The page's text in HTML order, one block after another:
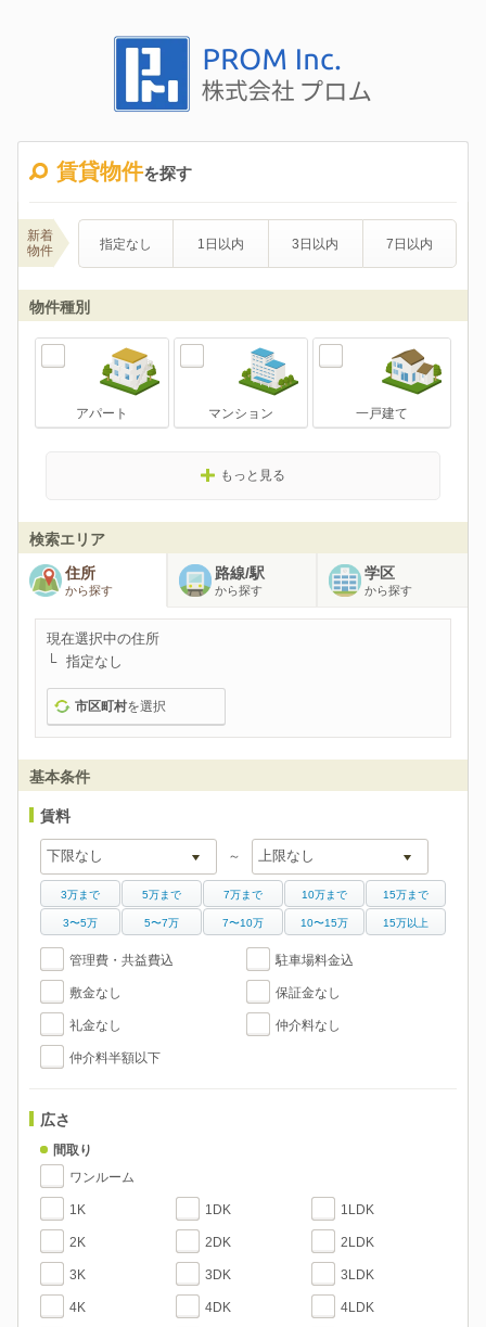
賃貸物件を探す
新着
物件
指定なし 1日以内 3日以内 7日以内
物件種別
アパート マンション 一戸建て
もっと見る
検索エリア
住所
から探す
路線/駅
から探す
学区
から探す
現在選択中の住所
指定なし
市区町村を選択
基本条件
賃料
～
3万まで 5万まで 7万まで 10万まで 15万まで
3〜5万 5〜7万 7〜10万 10〜15万 15万以上
管理費・共益費込 駐車場料金込
敷金なし 保証金なし
礼金なし 仲介料なし
仲介料半額以下
広さ
間取り
ワンルーム
1K 1DK 1LDK
2K 2DK 2LDK
3K 3DK 3LDK
4K 4DK 4LDK